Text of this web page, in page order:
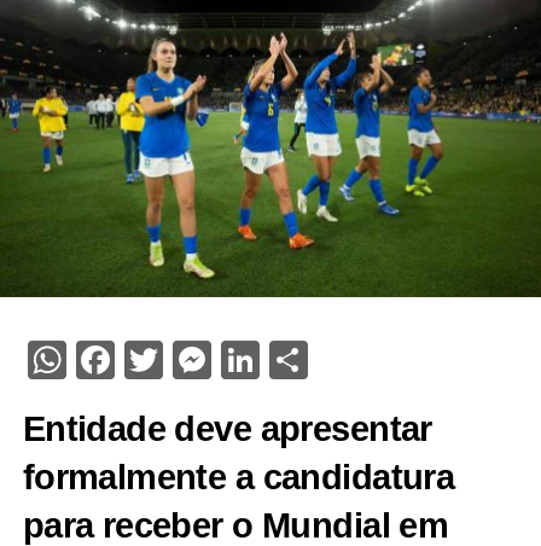
WhatsApp
Facebook
Twitter
Messenger
LinkedIn
Share
Entidade deve apresentar
formalmente a candidatura
para receber o Mundial em